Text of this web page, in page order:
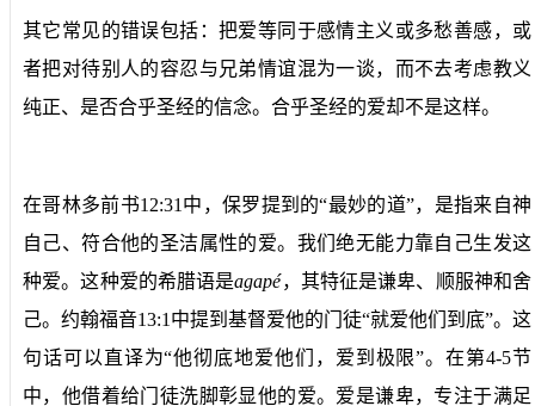
其它常见的错误包括：把爱等同于感情主义或多愁善感，或
者把对待别人的容忍与兄弟情谊混为一谈，而不去考虑教义
纯正、是否合乎圣经的信念。合乎圣经的爱却不是这样。
在哥林多前书12:31中，保罗提到的“最妙的道”，是指来自神
自己、符合他的圣洁属性的爱。我们绝无能力靠自己生发这
种爱。这种爱的希腊语是agapé，其特征是谦卑、顺服神和舍
己。约翰福音13:1中提到基督爱他的门徒“就爱他们到底”。这
句话可以直译为“他彻底地爱他们，爱到极限”。在第4-5节
中，他借着给门徒洗脚彰显他的爱。爱是谦卑，专注于满足